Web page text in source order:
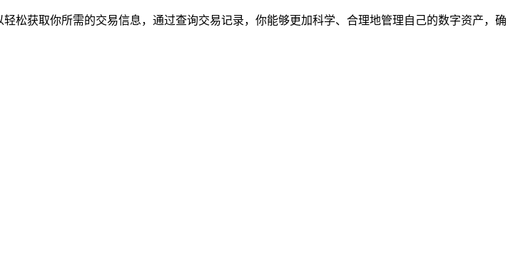
松获取你所需的交易信息，通过查询交易记录，你能够更加科学、合理地管理自己的数字资产，确